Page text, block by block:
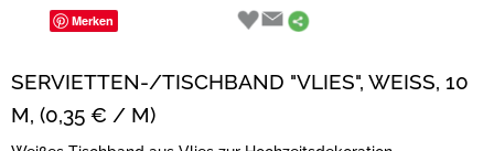
Merken
SERVIETTEN-/TISCHBAND "VLIES", WEISS, 10
M, (0,35 € / M)